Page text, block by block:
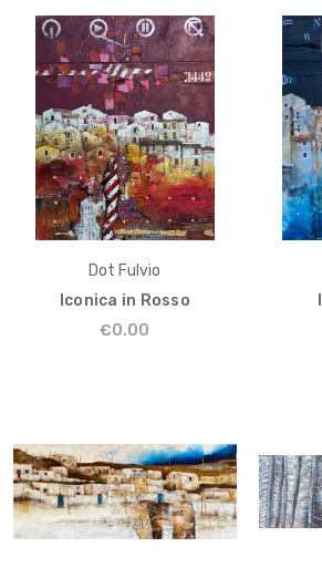
Dot Fulvio
Iconica in Rosso
€0.00